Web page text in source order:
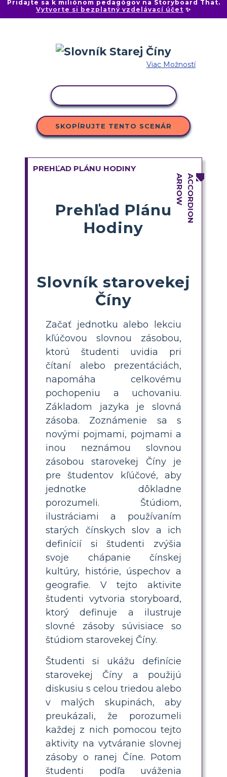
Pridajte sa k miliónom pedagógov na Storyboard That.
Vytvorte si bezplatný vzdelávací účet ✨
Viac Možností
SKOPÍRUJTE TENTO SCENÁR
PREHĽAD PLÁNU HODINY
Prehľad Plánu
Hodiny
Slovník starovekej
Číny
Začať jednotku alebo lekciu
kľúčovou slovnou zásobou,
ktorú študenti uvidia pri
čítaní alebo prezentáciách,
napomáha celkovému
pochopeniu a uchovaniu.
Základom jazyka je slovná
zásoba. Zoznámenie sa s
novými pojmami, pojmami a
inou neznámou slovnou
zásobou starovekej Číny je
pre študentov kľúčové, aby
jednotke dôkladne
porozumeli. Štúdiom,
ilustráciami a používaním
starých čínskych slov a ich
definícií si študenti zvýšia
svoje chápanie čínskej
kultúry, histórie, úspechov a
geografie. V tejto aktivite
študenti vytvoria storyboard,
ktorý definuje a ilustruje
slovné zásoby súvisiace so
štúdiom starovekej Číny.
Študenti si ukážu definície
starovekej Číny a použijú
diskusiu s celou triedou alebo
v malých skupinách, aby
preukázali, že porozumeli
každej z nich pomocou tejto
aktivity na vytváranie slovnej
zásoby o ranej Číne. Potom
študenti podľa uváženia